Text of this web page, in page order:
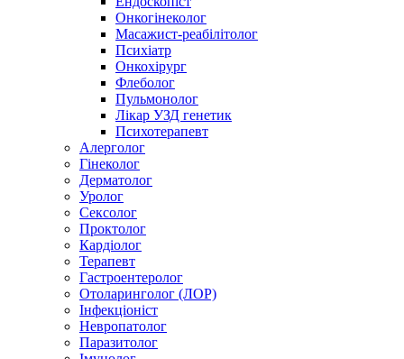
Онкогінеколог
Масажист-реабілітолог
Психіатр
Онкохірург
Флеболог
Пульмонолог
Лікар УЗД генетик
Психотерапевт
Алерголог
Гінеколог
Дерматолог
Уролог
Сексолог
Проктолог
Кардіолог
Терапевт
Гастроентеролог
Отоларинголог (ЛОР)
Інфекціоніст
Невропатолог
Паразитолог